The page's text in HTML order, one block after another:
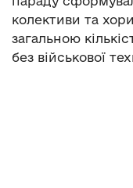
колективи та
загальною
без військової